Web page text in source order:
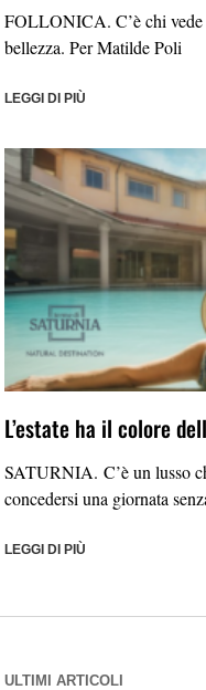
FOLLONICA. C’è chi
bellezza. Per Matilde Poli
LEGGI DI PIÙ
L’estate ha il colore
SATURNIA. C’è un lusso
concedersi una giornata
LEGGI DI PIÙ
ULTIMI ARTICOLI